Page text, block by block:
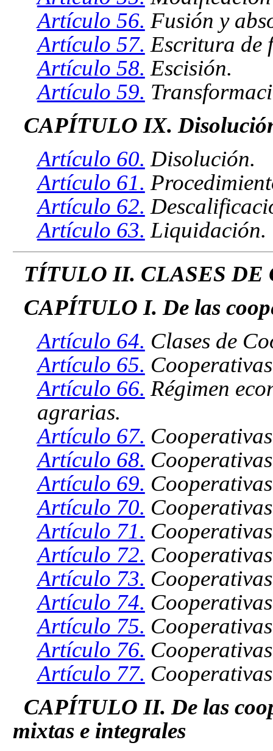
Artículo 56. Fusión y
Artículo 57. Escritura de
Artículo 58. Escisión.
Artículo 59.
CAPÍTULO IX.
Artículo 60. Disolución.
Artículo 61.
Artículo 62.
Artículo 63. Liquidación.
TÍTULO II. CLASES DE
CAPÍTULO I. De las
Artículo 64. Clases de
Artículo 65.
Artículo 66. Régimen
agrarias.
Artículo 67.
Artículo 68.
Artículo 69.
Artículo 70.
Artículo 71.
Artículo 72.
Artículo 73.
Artículo 74.
Artículo 75.
Artículo 76.
Artículo 77.
CAPÍTULO II. De las
mixtas e integrales